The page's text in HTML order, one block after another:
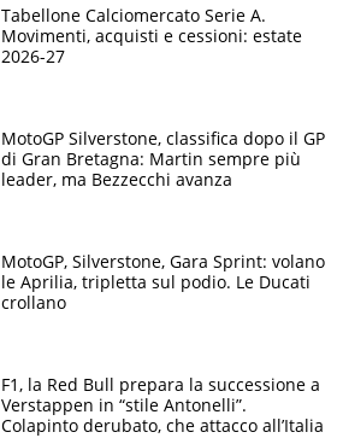
Tabellone Calciomercato Serie A.
Movimenti, acquisti e cessioni: estate
2026-27
MotoGP Silverstone, classifica dopo il GP
di Gran Bretagna: Martin sempre più
leader, ma Bezzecchi avanza
MotoGP, Silverstone, Gara Sprint: volano
le Aprilia, tripletta sul podio. Le Ducati
crollano
F1, la Red Bull prepara la successione a
Verstappen in “stile Antonelli”.
Colapinto derubato, che attacco all’Italia